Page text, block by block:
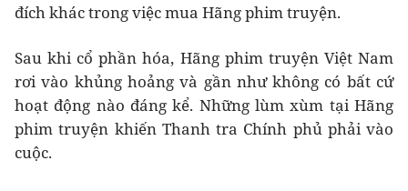
đích khác trong việc mua Hãng phim truyện.
Sau khi cổ phần hóa, Hãng phim truyện Việt Nam
rơi vào khủng hoảng và gần như không có bất cứ
hoạt động nào đáng kể. Những lùm xùm tại Hãng
phim truyện khiến Thanh tra Chính phủ phải vào
cuộc.